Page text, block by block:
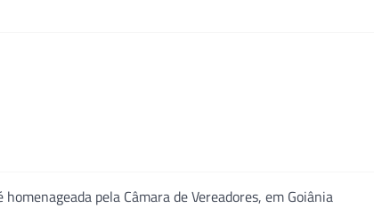
pela Câmara de Vereadores, em Goiânia